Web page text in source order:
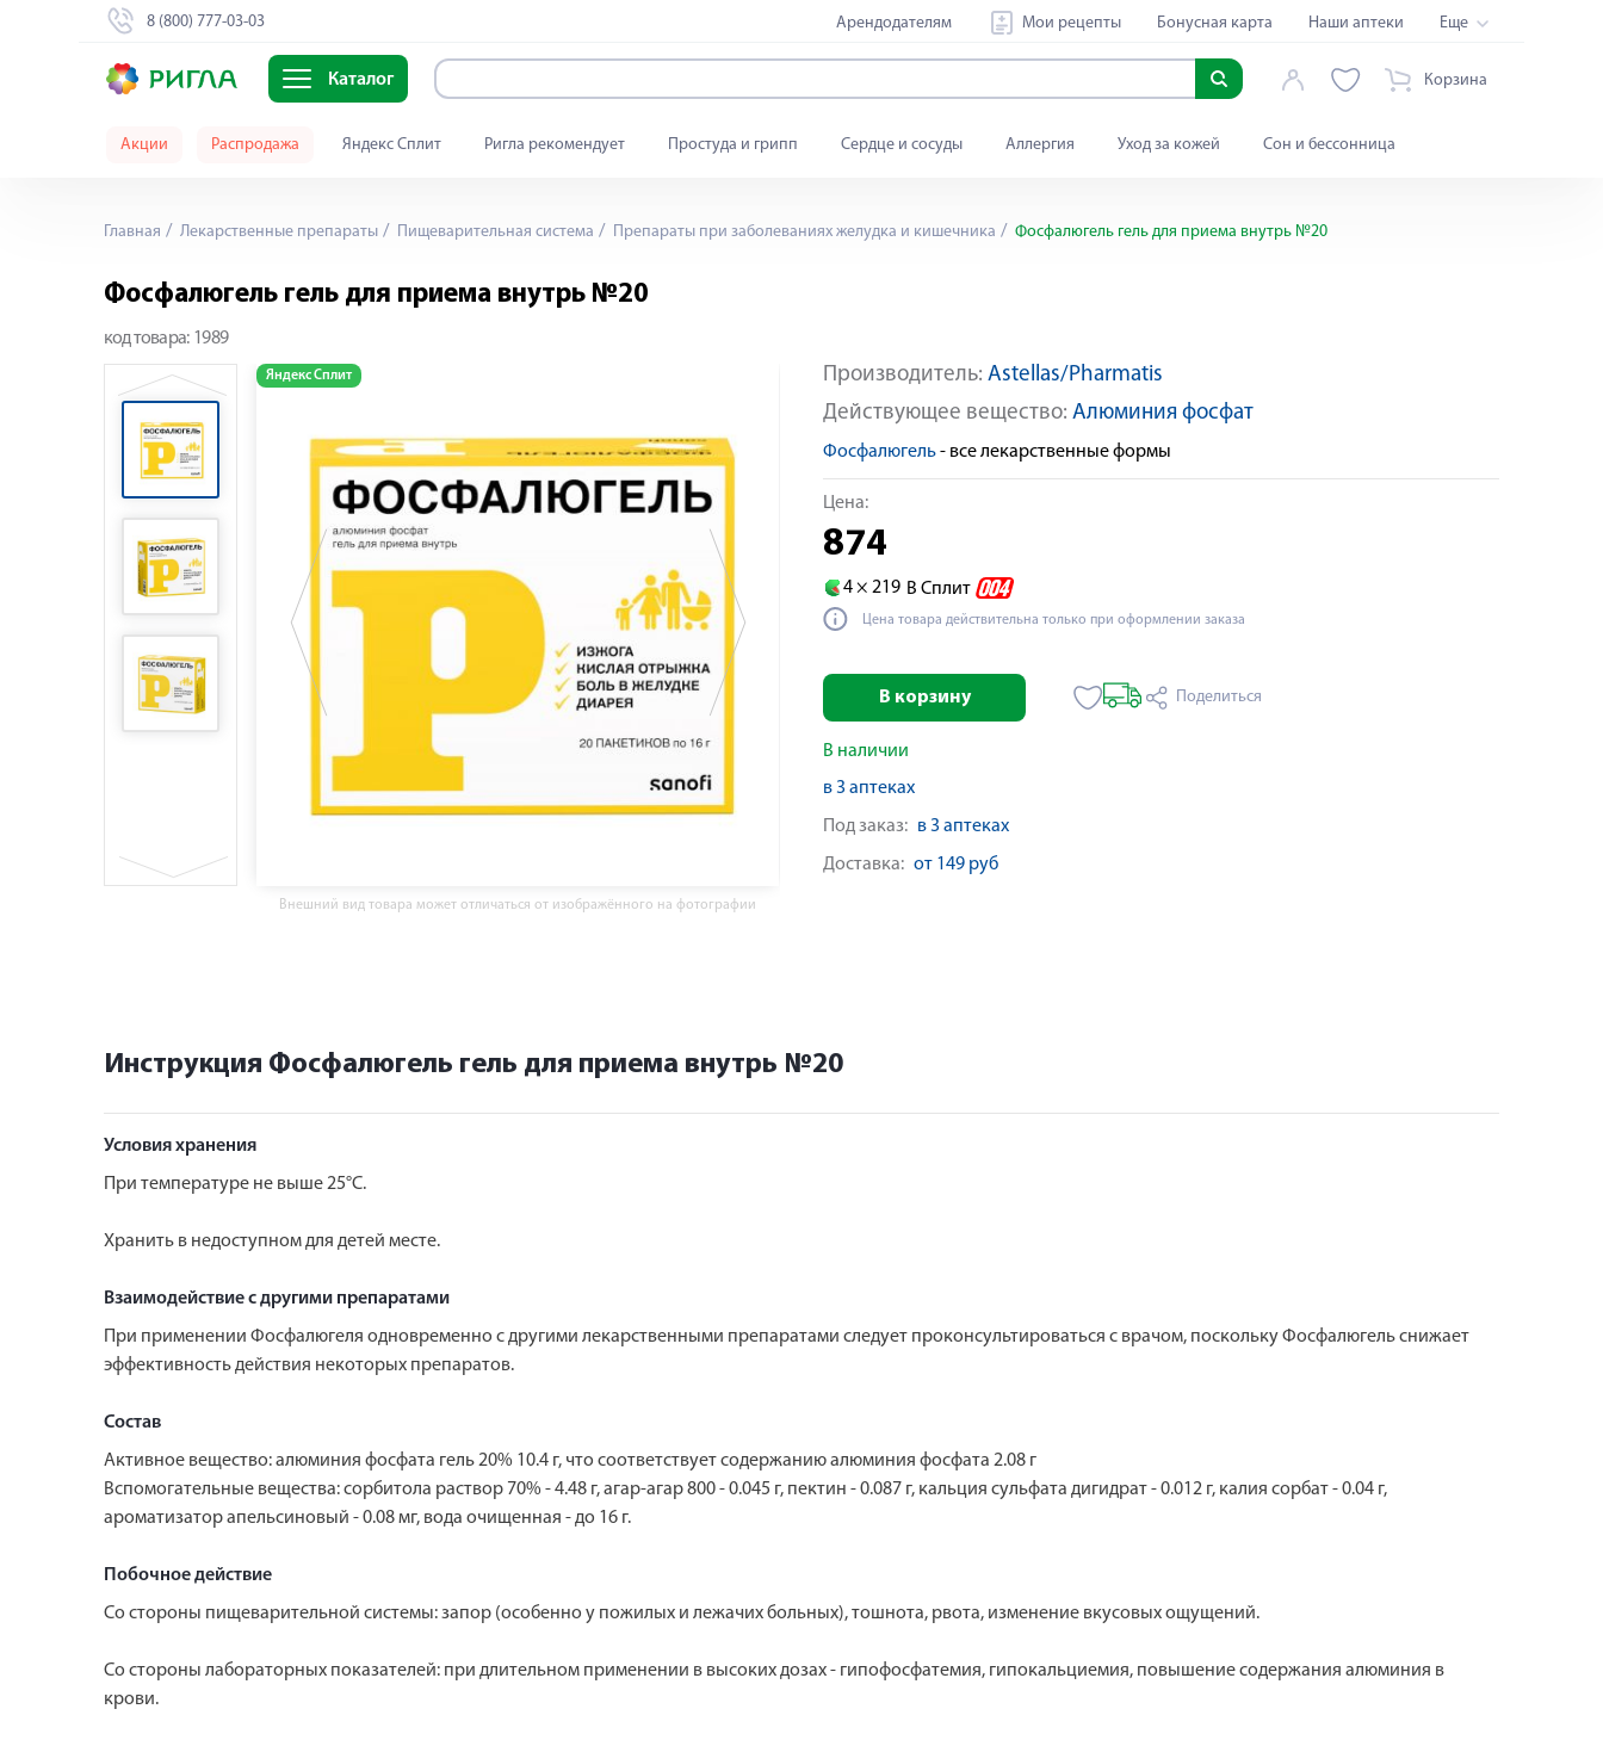
8 (800) 777-03-03 Арендодателям Мои рецепты Бонусная карта Наши аптеки Еще
Каталог Корзина
Акции Распродажа Яндекс Сплит Ригла рекомендует Простуда и грипп Сердце и сосуды Аллергия Уход за кожей Сон и бессонница
Главная Лекарственные препараты Пищеварительная система Препараты при заболеваниях желудка и кишечника Фосфалюгель гель для приема внутрь №20
Фосфалюгель гель для приема внутрь №20
код товара: 1989
Яндекс Сплит Яндекс Сплит
Внешний вид товара может отличаться от изображённого на фотографии
Производитель: Astellas/Pharmatis
Действующее вещество: Алюминия фосфат
Фосфалюгель- все лекарственные формы
Цена:
874
4 × 219 В Сплит
Цена товара действительна только при оформлении заказа
В корзину Поделиться
В наличии
в 3 аптеках
Под заказ: в 3 аптеках
Доставка: от 149 руб
Инструкция Фосфалюгель гель для приема внутрь №20
Условия хранения
При температуре не выше 25°С.
Хранить в недоступном для детей месте.
Взаимодействие с другими препаратами
При применении Фосфалюгеля одновременно с другими лекарственными препаратами следует проконсультироваться с врачом, поскольку Фосфалюгель снижает
эффективность действия некоторых препаратов.
Состав
Активное вещество: алюминия фосфата гель 20% 10.4 г, что соответствует содержанию алюминия фосфата 2.08 г
Вспомогательные вещества: сорбитола раствор 70% - 4.48 г, агар-агар 800 - 0.045 г, пектин - 0.087 г, кальция сульфата дигидрат - 0.012 г, калия сорбат - 0.04 г,
ароматизатор апельсиновый - 0.08 мг, вода очищенная - до 16 г.
Побочное действие
Со стороны пищеварительной системы: запор (особенно у пожилых и лежачих больных), тошнота, рвота, изменение вкусовых ощущений.
Со стороны лабораторных показателей: при длительном применении в высоких дозах - гипофосфатемия, гипокальциемия, повышение содержания алюминия в
крови.